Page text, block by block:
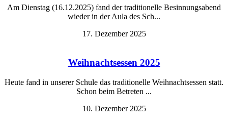
Am Dienstag (16.12.2025) fand der traditionelle Besinnungsabend
wieder in der Aula des Sch...
17. Dezember 2025
Weihnachtsessen 2025
Heute fand in unserer Schule das traditionelle Weihnachtsessen statt.
Schon beim Betreten ...
10. Dezember 2025